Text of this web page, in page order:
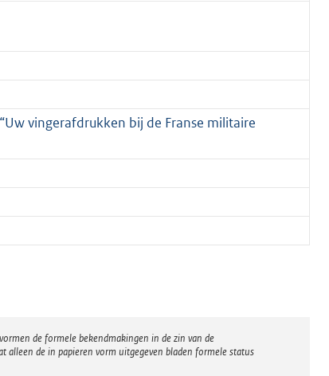
vingerafdrukken bij de Franse militaire
de formele bekendmakingen in de zin van de
alleen de in papieren vorm uitgegeven bladen formele status